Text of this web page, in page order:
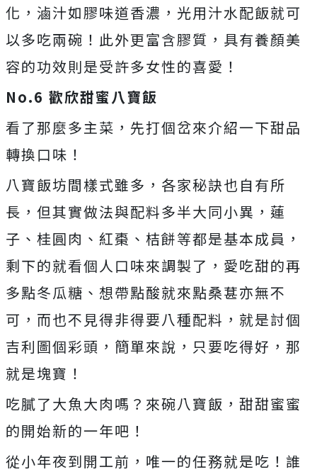
化，滷汁如膠味道香濃，光用汁水配飯就可
以多吃兩碗！此外更富含膠質，具有養顏美
容的功效則是受許多女性的喜愛！
No.6 歡欣甜蜜八寶飯
看了那麼多主菜，先打個岔來介紹一下甜品
轉換口味！
八寶飯坊間樣式雖多，各家秘訣也自有所
長，但其實做法與配料多半大同小異，蓮
子、桂圓肉、紅棗、桔餅等都是基本成員，
剩下的就看個人口味來調製了，愛吃甜的再
多點冬瓜糖、想帶點酸就來點桑葚亦無不
可，而也不見得非得要八種配料，就是討個
吉利圖個彩頭，簡單來說，只要吃得好，那
就是塊寶！
吃膩了大魚大肉嗎？來碗八寶飯，甜甜蜜蜜
的開始新的一年吧！
從小年夜到開工前，唯一的任務就是吃！誰